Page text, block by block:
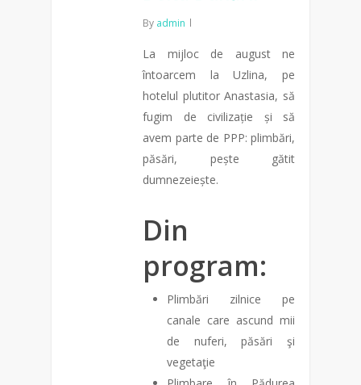
By admin
La mijloc de august ne
întoarcem la Uzlina, pe
hotelul plutitor Anastasia, să
fugim de civilizație și să
avem parte de PPP: plimbări,
păsări, pește gătit
dumnezeiește.
Din
program:
Plimbări zilnice pe
canale care ascund mii
de nuferi, păsări şi
vegetaţie